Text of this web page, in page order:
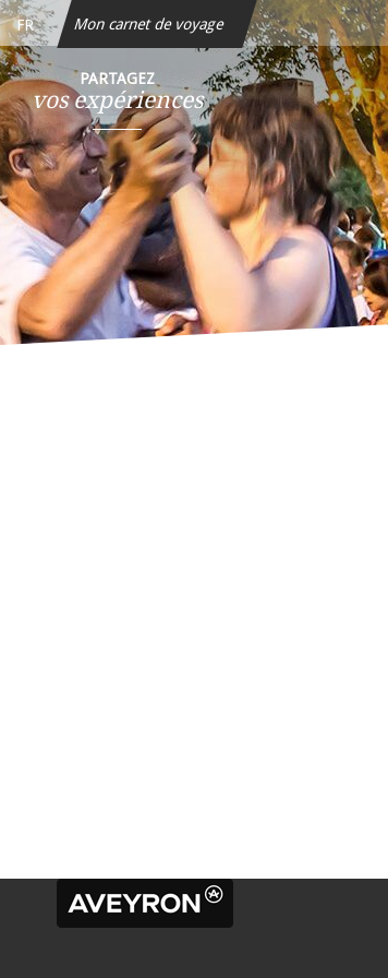
PARTAGEZ
vos expériences
FR Mon carnet de voyage